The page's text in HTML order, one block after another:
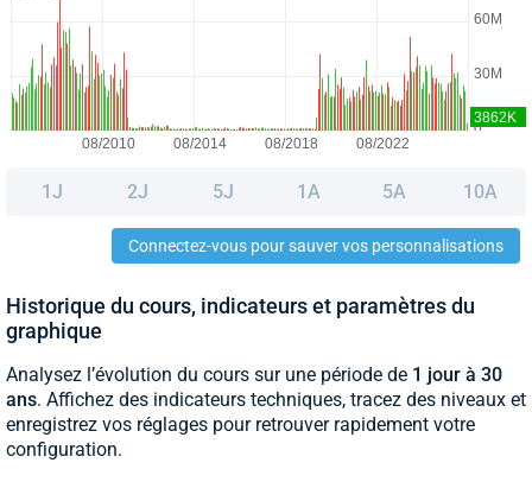
1J 2J 5J 1A 5A 10A
Connectez-vous pour sauver vos personnalisations
Historique du cours, indicateurs et paramètres du
graphique
Analysez l’évolution du cours sur une période de 1 jour à 30
ans. Affichez des indicateurs techniques, tracez des niveaux et
enregistrez vos réglages pour retrouver rapidement votre
configuration.